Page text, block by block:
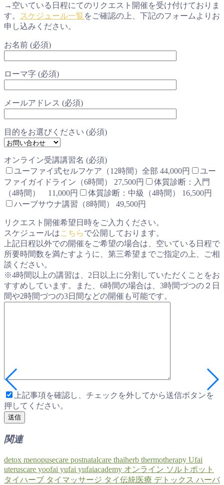
→空いている日程にてのリクエスト開催を受け付けておりま
す。
スケジュール一覧をご確認の上、下記のフォームよりお
申し込みください。
お名前 (必須)
ローマ字 (必須)
メールアドレス (必須)
目的をお選びください (必須)
オンライン受講講習名 (必須)
ユーファイ式セルフケア（12時間）全部 44,000円
ユー
ファイガイドライン（6時間） 27,500円
体質診断：入門
（4時間） 11,000円
体質診断：中級（4時間） 16,500円
ハーブサウナ講習（8時間） 49,500円
リクエスト開催希望日時をご入力ください。
スケジュールはこちらで公開しております。
上記日程以外での開催をご希望の場合は、空いている日程で
所要時間数を満たすように、第三希望までご指定の上、ご相
談ください。
※4時間以上の講習は、2日以上に分割していただくことをお
すすめしています。また、6時間の場合は、3時間づつの２日
間や2時間づつの3日間などの開催も可能です。
上記事項を確認し、チェックを外してから送信ボタンを
押してください。
関連
detox menopusecare postnatalcare thaiherb thermotherapy Ufai
uteruscare yoofai yufai yufaiacademy オンライン ソルトポット
タイハーブ タイマッサージ タイ伝統医療 デトックス ハーバ